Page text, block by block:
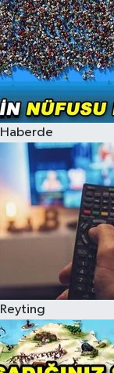
Haberde
Reyting